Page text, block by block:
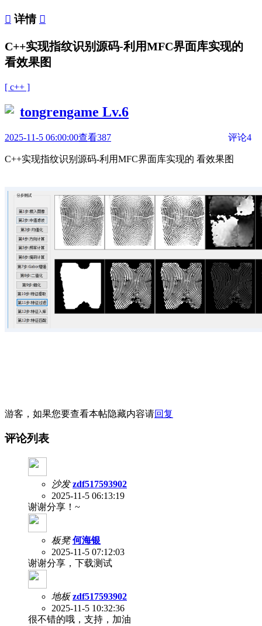
 详情 
C++实现指纹识别源码-利用MFC界面库实现的
看效果图
[ c++ ]
tongrengame Lv.6
2025-11-5 06:00:00查看387 评论4
C++实现指纹识别源码-利用MFC界面库实现的 看效果图
游客，如果您要查看本帖隐藏内容请回复
评论列表
沙发 zdf517593902
2025-11-5 06:13:19
谢谢分享！~
板凳 何海银
2025-11-5 07:12:03
谢谢分享，下载测试
地板 zdf517593902
2025-11-5 10:32:36
很不错的哦，支持，加油